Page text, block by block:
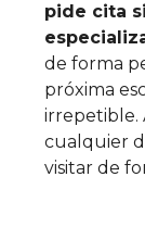
pide cita
de forma
próxima
irrepetible.
cualquier
visitar de